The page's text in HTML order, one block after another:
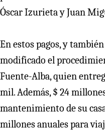
Óscar Izurieta y Juan
En estos pagos, y
modificado el
Fuente-Alba, quien
mil. Además, $ 24
mantenimiento de su
millones anuales para